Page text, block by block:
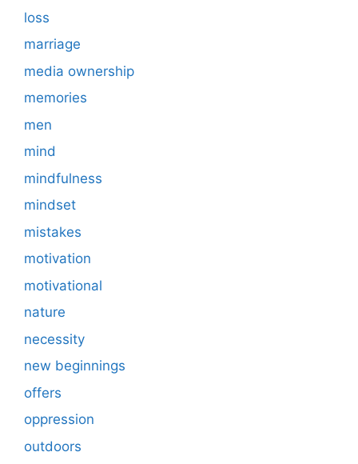
loss
marriage
media ownership
memories
men
mind
mindfulness
mindset
mistakes
motivation
motivational
nature
necessity
new beginnings
offers
oppression
outdoors